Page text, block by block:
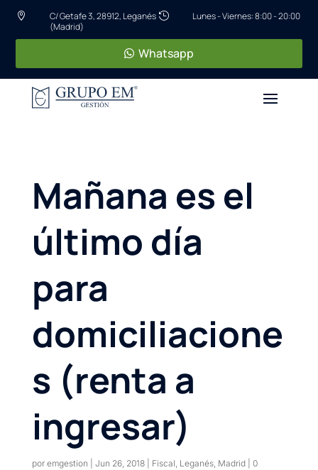

C/ Getafe 3, 28912, Leganés
(Madrid)
 Lunes - Viernes: 8:00 - 20:00
Whatsapp
Mañana es el
último día
para
domiciliacione
s (renta a
ingresar)
por emgestion Jun 26, 2018| Fiscal Leganés, Madrid| 0